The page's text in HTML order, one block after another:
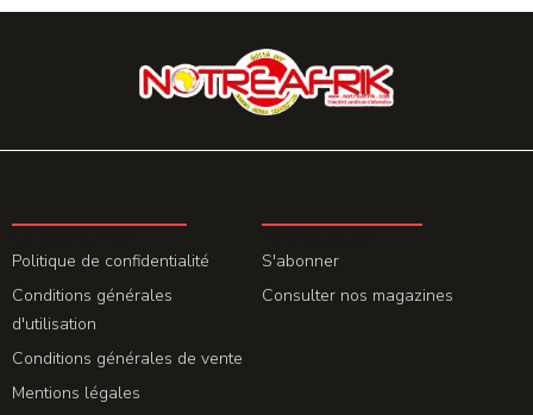
Politique de confidentialité
Conditions générales
d'utilisation
Conditions générales de vente
Mentions légales
S'abonner
Consulter nos magazines